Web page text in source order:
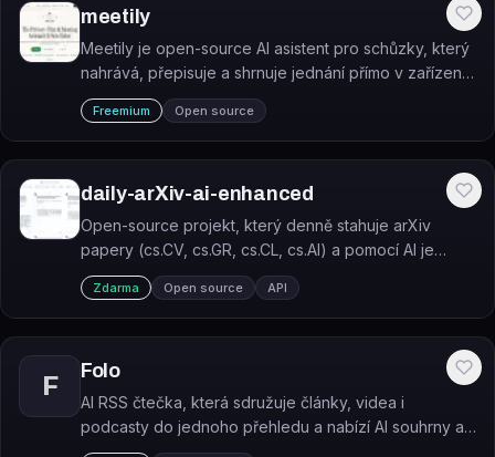
meetily
Meetily je open-source AI asistent pro schůzky, který
nahrává, přepisuje a shrnuje jednání přímo v zařízení
uživatele bez odesílání dat na server.
Freemium Open source
daily-arXiv-ai-enhanced
Open-source projekt, který denně stahuje arXiv
papery (cs.CV, cs.GR, cs.CL, cs.AI) a pomocí AI je
shrnuje do přehledné stránky na GitHub Pages.
Zdarma Open source API
F
Folo
AI RSS čtečka, která sdružuje články, videa i
podcasty do jednoho přehledu a nabízí AI souhrny a
překlad obsahu.